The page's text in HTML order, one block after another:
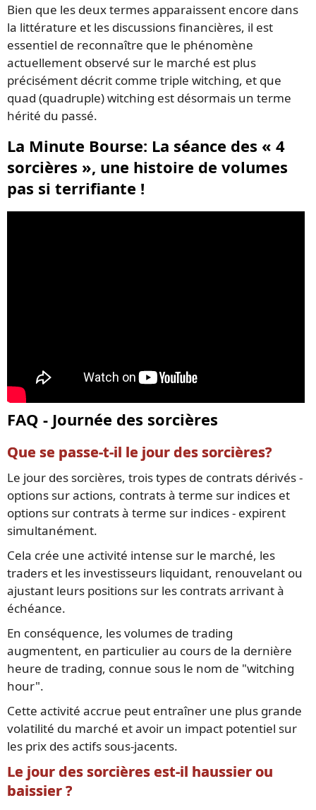
Bien que les deux termes apparaissent encore dans
la littérature et les discussions financières, il est
essentiel de reconnaître que le phénomène
actuellement observé sur le marché est plus
précisément décrit comme triple witching, et que
quad (quadruple) witching est désormais un terme
hérité du passé.
La Minute Bourse: La séance des « 4
sorcières », une histoire de volumes
pas si terrifiante !
FAQ - Journée des sorcières
Que se passe-t-il le jour des sorcières?
Le jour des sorcières, trois types de contrats dérivés -
options sur actions, contrats à terme sur indices et
options sur contrats à terme sur indices - expirent
simultanément.
Cela crée une activité intense sur le marché, les
traders et les investisseurs liquidant, renouvelant ou
ajustant leurs positions sur les contrats arrivant à
échéance.
En conséquence, les volumes de trading
augmentent, en particulier au cours de la dernière
heure de trading, connue sous le nom de "witching
hour".
Cette activité accrue peut entraîner une plus grande
volatilité du marché et avoir un impact potentiel sur
les prix des actifs sous-jacents.
Le jour des sorcières est-il haussier ou
baissier ?